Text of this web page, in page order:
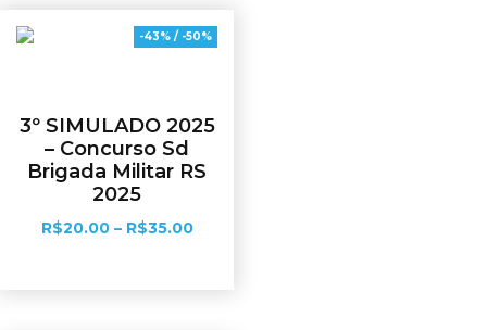
-43% / -50%
3º SIMULADO 2025
– Concurso Sd
Brigada Militar RS
2025
R$20.00 – R$35.00